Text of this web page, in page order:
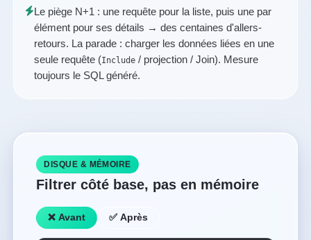
Le piège N+1 : une requête pour la liste, puis une par
élément pour ses détails → des centaines d'allers-
retours. La parade : charger les données liées en une
seule requête (Include / projection / Join). Mesure
toujours le SQL généré.
DISQUE & MÉMOIRE
Filtrer côté base, pas en mémoire
❌ Avant ✅ Après